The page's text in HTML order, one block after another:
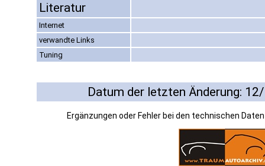
Literatur
Internet
verwandte Links
Tuning
Datum der letzten Änderung:
Ergänzungen oder Fehler bei den technischen